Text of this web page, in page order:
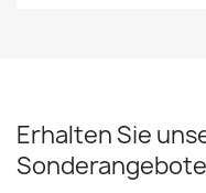
Erhalten Sie
Sonderangebote